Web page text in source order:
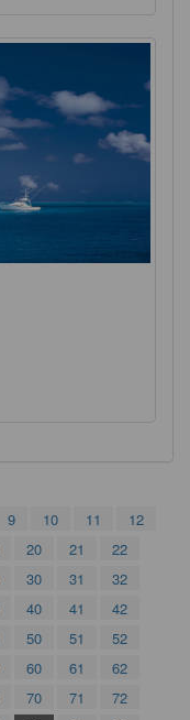
9 10 11
12
20 21
22
30 31
32
40 41
42
50 51
52
60 61
62
70 71
72